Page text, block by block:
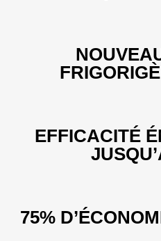
EFFICACITÉ
75%